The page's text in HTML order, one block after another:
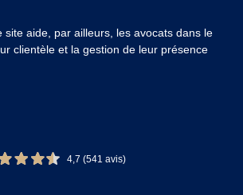
site aide, par ailleurs, les avocats dans le
clientèle et la gestion de leur présence
4,7 (541 avis)